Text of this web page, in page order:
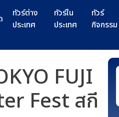
ทัวร์ต่าง
ประเทศ
ทัวร์ใน
ประเทศ
ทัวร์
กิจกรรม
FUJI
Fest สกี